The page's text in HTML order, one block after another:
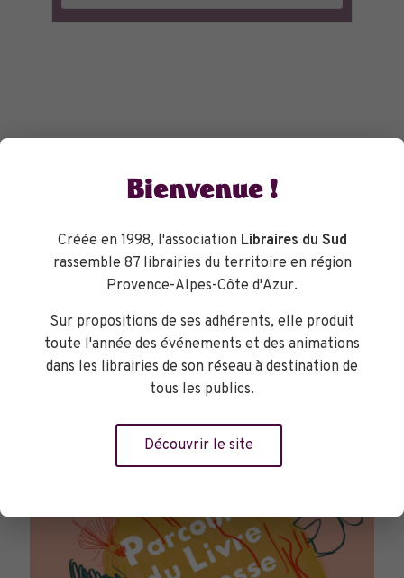
TOURNÉES GÉNÉRALES
Bienvenue !
Créée en 1998, l'association Libraires du Sud
rassemble 87 librairies du territoire en région
Provence-Alpes-Côte d'Azur.
Sur propositions de ses adhérents, elle produit
toute l'année des événements et des animations
dans les librairies de son réseau à destination de
tous les publics.
Découvrir le site